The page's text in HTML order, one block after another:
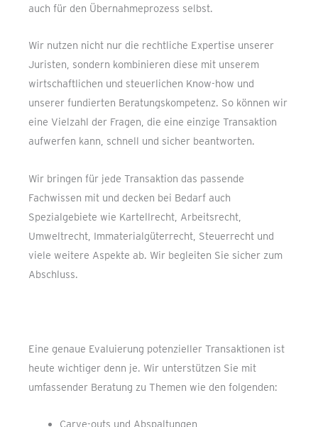
auch für den Übernahmeprozess selbst.
Wir nutzen nicht nur die rechtliche Expertise unserer
Juristen, sondern kombinieren diese mit unserem
wirtschaftlichen und steuerlichen Know-how und
unserer fundierten Beratungskompetenz. So können wir
eine Vielzahl der Fragen, die eine einzige Transaktion
aufwerfen kann, schnell und sicher beantworten.
Wir bringen für jede Transaktion das passende
Fachwissen mit und decken bei Bedarf auch
Spezialgebiete wie Kartellrecht, Arbeitsrecht,
Umweltrecht, Immaterialgüterrecht, Steuerrecht und
viele weitere Aspekte ab. Wir begleiten Sie sicher zum
Abschluss.
Eine genaue Evaluierung potenzieller Transaktionen ist
heute wichtiger denn je. Wir unterstützen Sie mit
umfassender Beratung zu Themen wie den folgenden:
Carve-outs und Abspaltungen